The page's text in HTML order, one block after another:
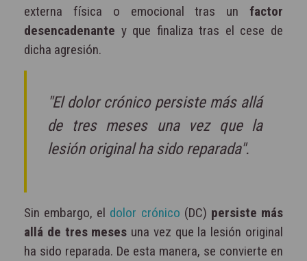
externa física o emocional tras un factor
desencadenante y que finaliza tras el cese de
dicha agresión.
"El dolor crónico persiste más allá
de tres meses una vez que la
lesión original ha sido reparada".
Sin embargo, el dolor crónico (DC) persiste más
allá de tres meses una vez que la lesión original
ha sido reparada. De esta manera, se convierte en